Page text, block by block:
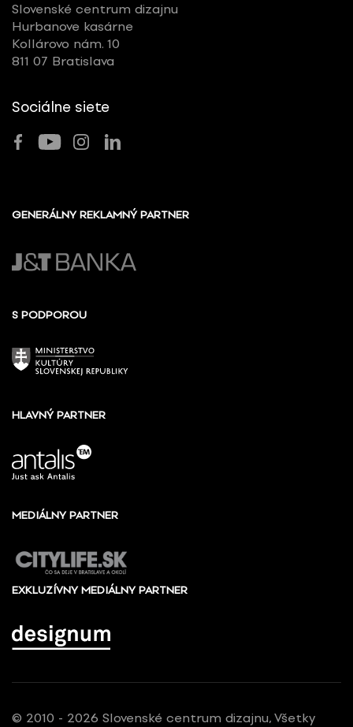
Slovenské centrum dizajnu
Hurbanove kasárne
Kollárovo nám. 10
811 07 Bratislava
Sociálne siete
GENERÁLNY REKLAMNÝ PARTNER
S PODPOROU
HLAVNÝ PARTNER
MEDIÁLNY PARTNER
EXKLUZÍVNY MEDIÁLNY PARTNER
© 2010 - 2026 Slovenské centrum dizajnu, Všetky